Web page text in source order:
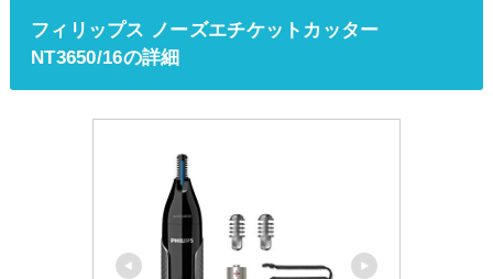
フィリップス ノーズエチケットカッター
NT3650/16の詳細